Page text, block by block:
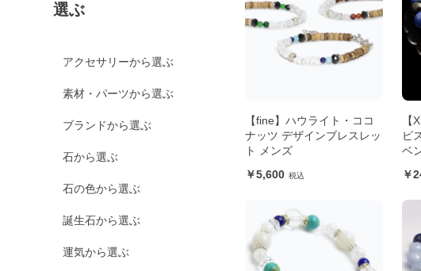
選ぶ
アクセサリーから選ぶ
素材・パーツから選ぶ
ブランドから選ぶ
石から選ぶ
石の色から選ぶ
誕生石から選ぶ
運気から選ぶ
【fine】ハウライト・ココ
ナッツ デザインブレスレッ
ト メンズ
5,600
ピ
ベ